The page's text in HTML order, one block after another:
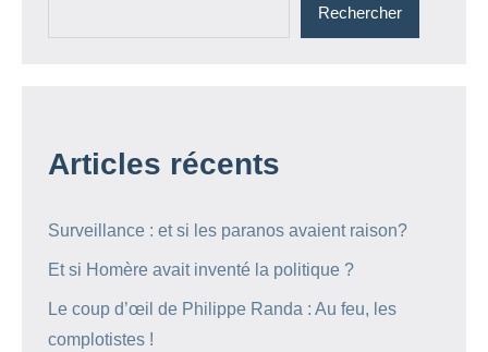
Rechercher
Articles récents
Surveillance : et si les paranos avaient raison?
Et si Homère avait inventé la politique ?
Le coup d’œil de Philippe Randa : Au feu, les
complotistes !